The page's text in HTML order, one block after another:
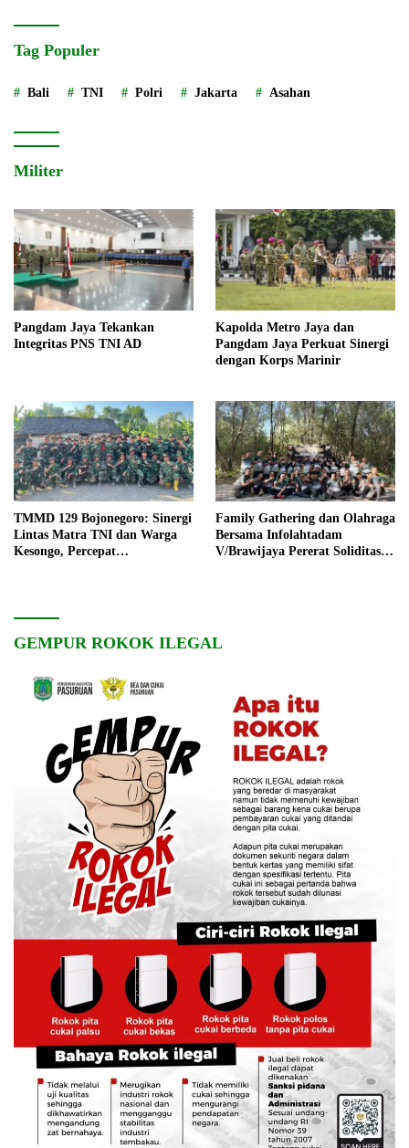
Tag Populer
Bali TNI Polri Jakarta Asahan
Militer
Pangdam Jaya Tekankan
Integritas PNS TNI AD
Kapolda Metro Jaya dan
Pangdam Jaya Perkuat Sinergi
dengan Korps Marinir
TMMD 129 Bojonegoro: Sinergi
Lintas Matra TNI dan Warga
Kesongo, Percepat
Family Gathering dan Olahraga
Bersama Infolahtadam
V/Brawijaya Pererat Soliditas
GEMPUR ROKOK ILEGAL